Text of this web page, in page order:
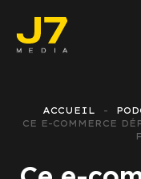
ACCUEIL
CE E-COMMERCE